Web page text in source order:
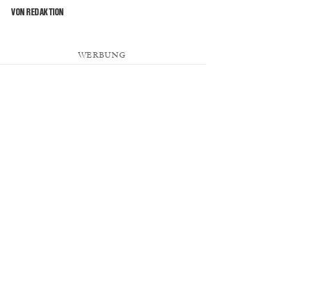
VON REDAKTION
WERBUNG